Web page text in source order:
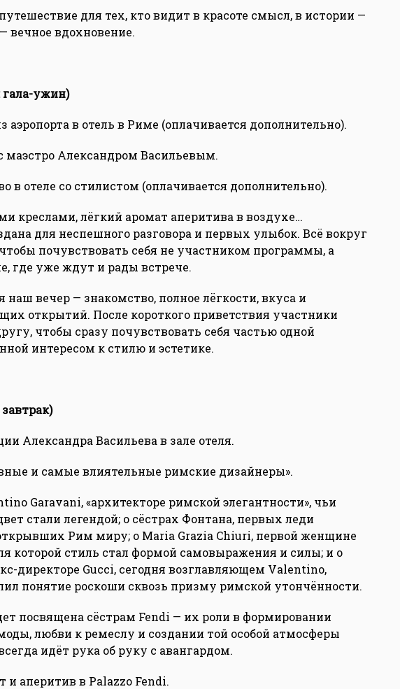
для тех, кто видит в красоте смысл, в истории —
вечное вдохновение.
гала-ужин)
аэропорта в отель в Риме (оплачивается дополнительно).
маэстро Александром Васильевым.
в отеле со стилистом (оплачивается дополнительно).
креслами, лёгкий аромат аперитива в воздухе…
для неспешного разговора и первых улыбок. Всё вокруг
почувствовать себя не участником программы, а
где уже ждут и рады встрече.
наш вечер — знакомство, полное лёгкости, вкуса и
открытий. После короткого приветствия участники
чтобы сразу почувствовать себя частью одной
интересом к стилю и эстетике.
Александра Васильева в зале отеля.
и самые влиятельные римские дизайнеры».
Garavani, «архитекторе римской элегантности», чьи
стали легендой; о сёстрах Фонтана, первых леди
Рим миру; о Maria Grazia Chiuri, первой женщине
которой стиль стал формой самовыражения и силы; и о
директоре Gucci, сегодня возглавляющем Valentino,
понятие роскоши сквозь призму римской утончённости.
посвящена сёстрам Fendi — их роли в формировании
любви к ремеслу и создании той особой атмосферы
идёт рука об руку с авангардом.
аперитив в Palazzo Fendi.